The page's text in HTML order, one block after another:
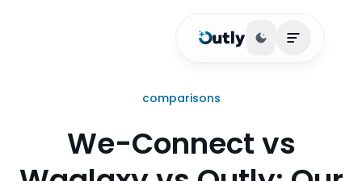
Basculer le
Ouvrir le
comparisons
We-Connect vs